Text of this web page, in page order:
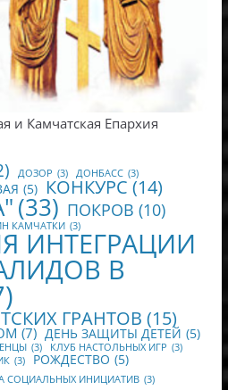
и Камчатская Епархия
ДОЗОР (3) ДОНБАСС (3)
(5) КОНКУРС (14)
(33) ПОКРОВ (10)
КАМЧАТКИ (3)
ИНТЕГРАЦИИ
В
ГРАНТОВ (15)
(7) ДЕНЬ ЗАЩИТЫ ДЕТЕЙ (5)
(3) КЛУБ НАСТОЛЬНЫХ ИГР (3)
(3) РОЖДЕСТВО (5)
СОЦИАЛЬНЫХ ИНИЦИАТИВ (3)